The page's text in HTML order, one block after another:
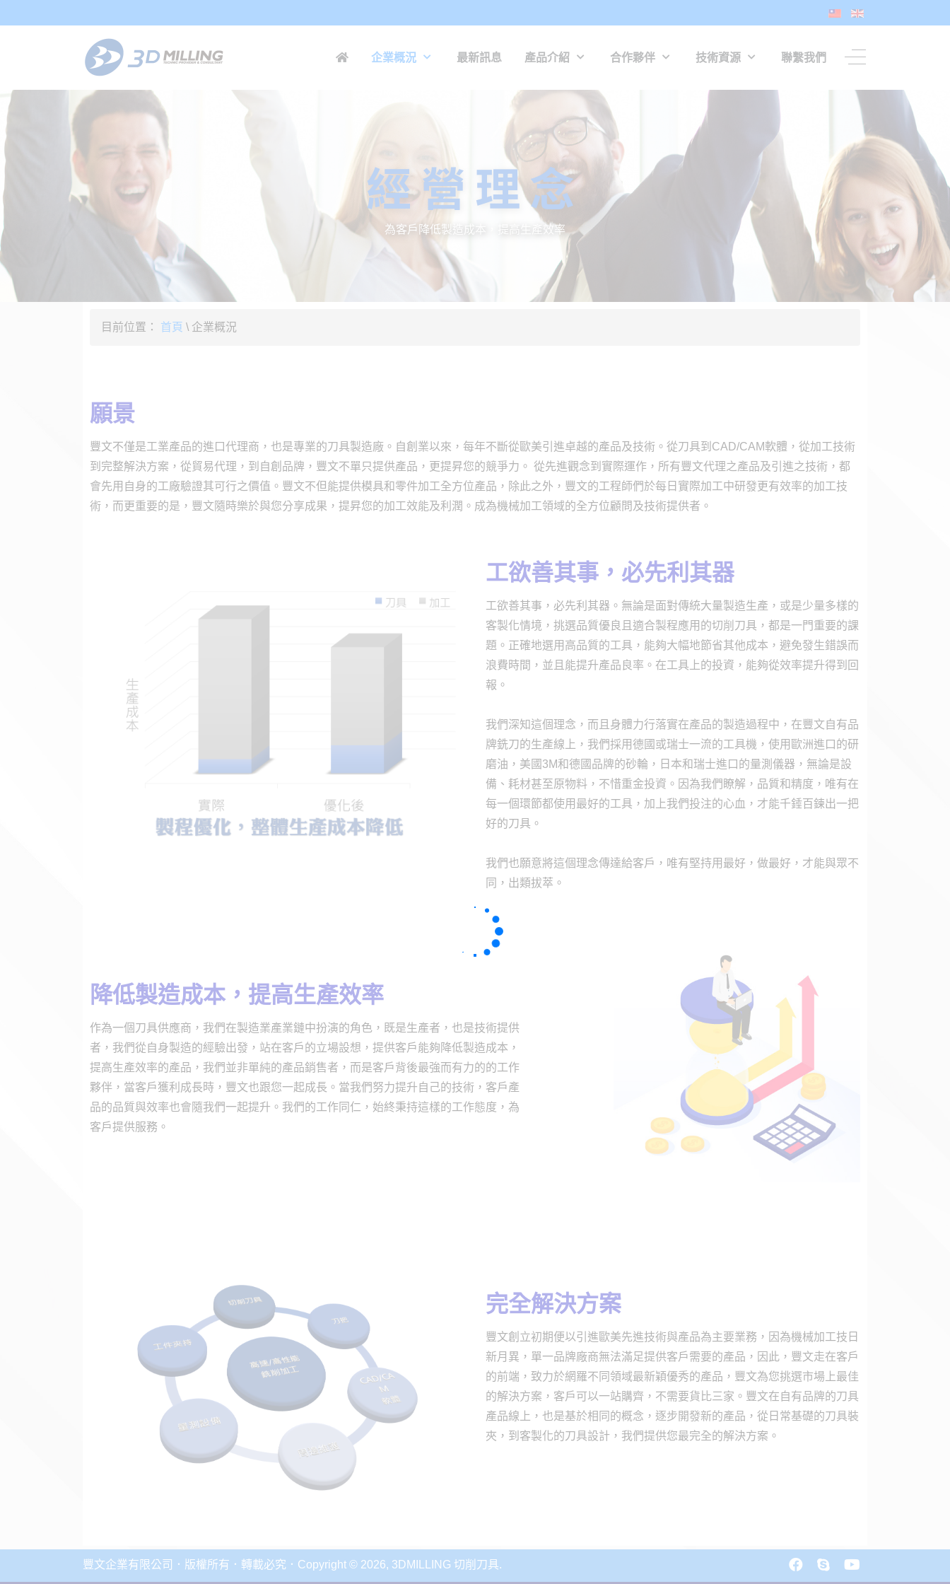
企業概況 最新訊息 產品介紹 合作夥伴 技術資源 聯繫我們
經營理念
為客戶降低製造成本，提高生產效率
目前位置： 首頁 \ 企業概況
願景
豐文不僅是工業產品的進口代理商，也是專業的刀具製造廠。自創業以來，每年不斷從歐美引進卓越的產品及技術。從刀具到CAD/CAM軟體，從加工技術
到完整解決方案，從貿易代理，到自創品牌，豐文不單只提供產品，更提昇您的競爭力。 從先進觀念到實際運作，所有豐文代理之產品及引進之技術，都
會先用自身的工廠驗證其可行之價值。豐文不但能提供模具和零件加工全方位產品，除此之外，豐文的工程師們於每日實際加工中研發更有效率的加工技
術，而更重要的是，豐文隨時樂於與您分享成果，提昇您的加工效能及利潤。成為機械加工領域的全方位顧問及技術提供者。
工欲善其事，必先利其器
工欲善其事，必先利其器。無論是面對傳統大量製造生產，或是少量多樣的
客製化情境，挑選品質優良且適合製程應用的切削刀具，都是一門重要的課
題。正確地選用高品質的工具，能夠大幅地節省其他成本，避免發生錯誤而
浪費時間，並且能提升產品良率。在工具上的投資，能夠從效率提升得到回
報。
我們深知這個理念，而且身體力行落實在產品的製造過程中，在豐文自有品
牌銑刀的生產線上，我們採用德國或瑞士一流的工具機，使用歐洲進口的研
磨油，美國3M和德國品牌的砂輪，日本和瑞士進口的量測儀器，無論是設
備、耗材甚至原物料，不惜重金投資。因為我們瞭解，品質和精度，唯有在
每一個環節都使用最好的工具，加上我們投注的心血，才能千錘百鍊出一把
好的刀具。
我們也願意將這個理念傳達給客戶，唯有堅持用最好，做最好，才能與眾不
同，出類拔萃。
降低製造成本，提高生產效率
作為一個刀具供應商，我們在製造業產業鏈中扮演的角色，既是生產者，也是技術提供
者，我們從自身製造的經驗出發，站在客戶的立場設想，提供客戶能夠降低製造成本，
提高生產效率的產品，我們並非單純的產品銷售者，而是客戶背後最強而有力的的工作
夥伴，當客戶獲利成長時，豐文也跟您一起成長。當我們努力提升自己的技術，客戶產
品的品質與效率也會隨我們一起提升。我們的工作同仁，始終秉持這樣的工作態度，為
客戶提供服務。
完全解決方案
豐文創立初期便以引進歐美先進技術與產品為主要業務，因為機械加工技日
新月異，單一品牌廠商無法滿足提供客戶需要的產品，因此，豐文走在客戶
的前端，致力於網羅不同領域最新穎優秀的產品，豐文為您挑選市場上最佳
的解決方案，客戶可以一站購齊，不需要貨比三家。豐文在自有品牌的刀具
產品線上，也是基於相同的概念，逐步開發新的產品，從日常基礎的刀具裝
夾，到客製化的刀具設計，我們提供您最完全的解決方案。
豐文企業有限公司．版權所有．轉載必究．Copyright © 2026, 3DMILLING 切削刀具.